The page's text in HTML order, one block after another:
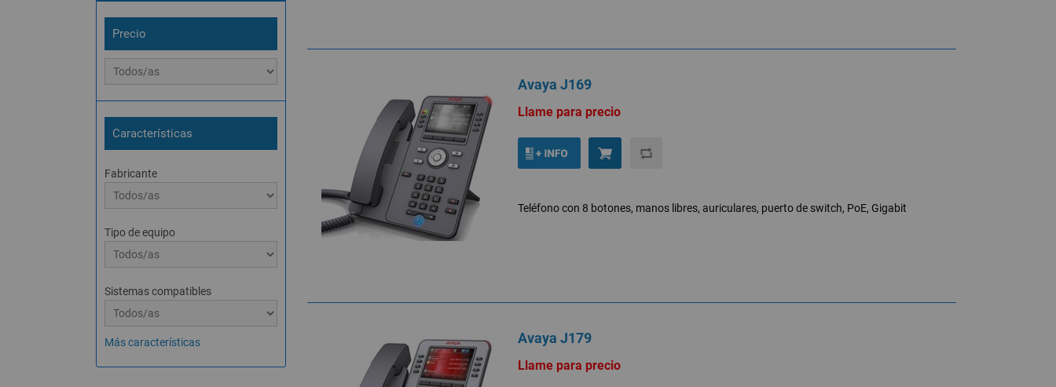
Precio
Características
Fabricante
Tipo de equipo
Sistemas compatibles
Más características
Avaya J169
Llame para precio
Teléfono con 8 botones, manos libres, auriculares, puerto de switch, PoE, Gigabit
Avaya J179
Llame para precio